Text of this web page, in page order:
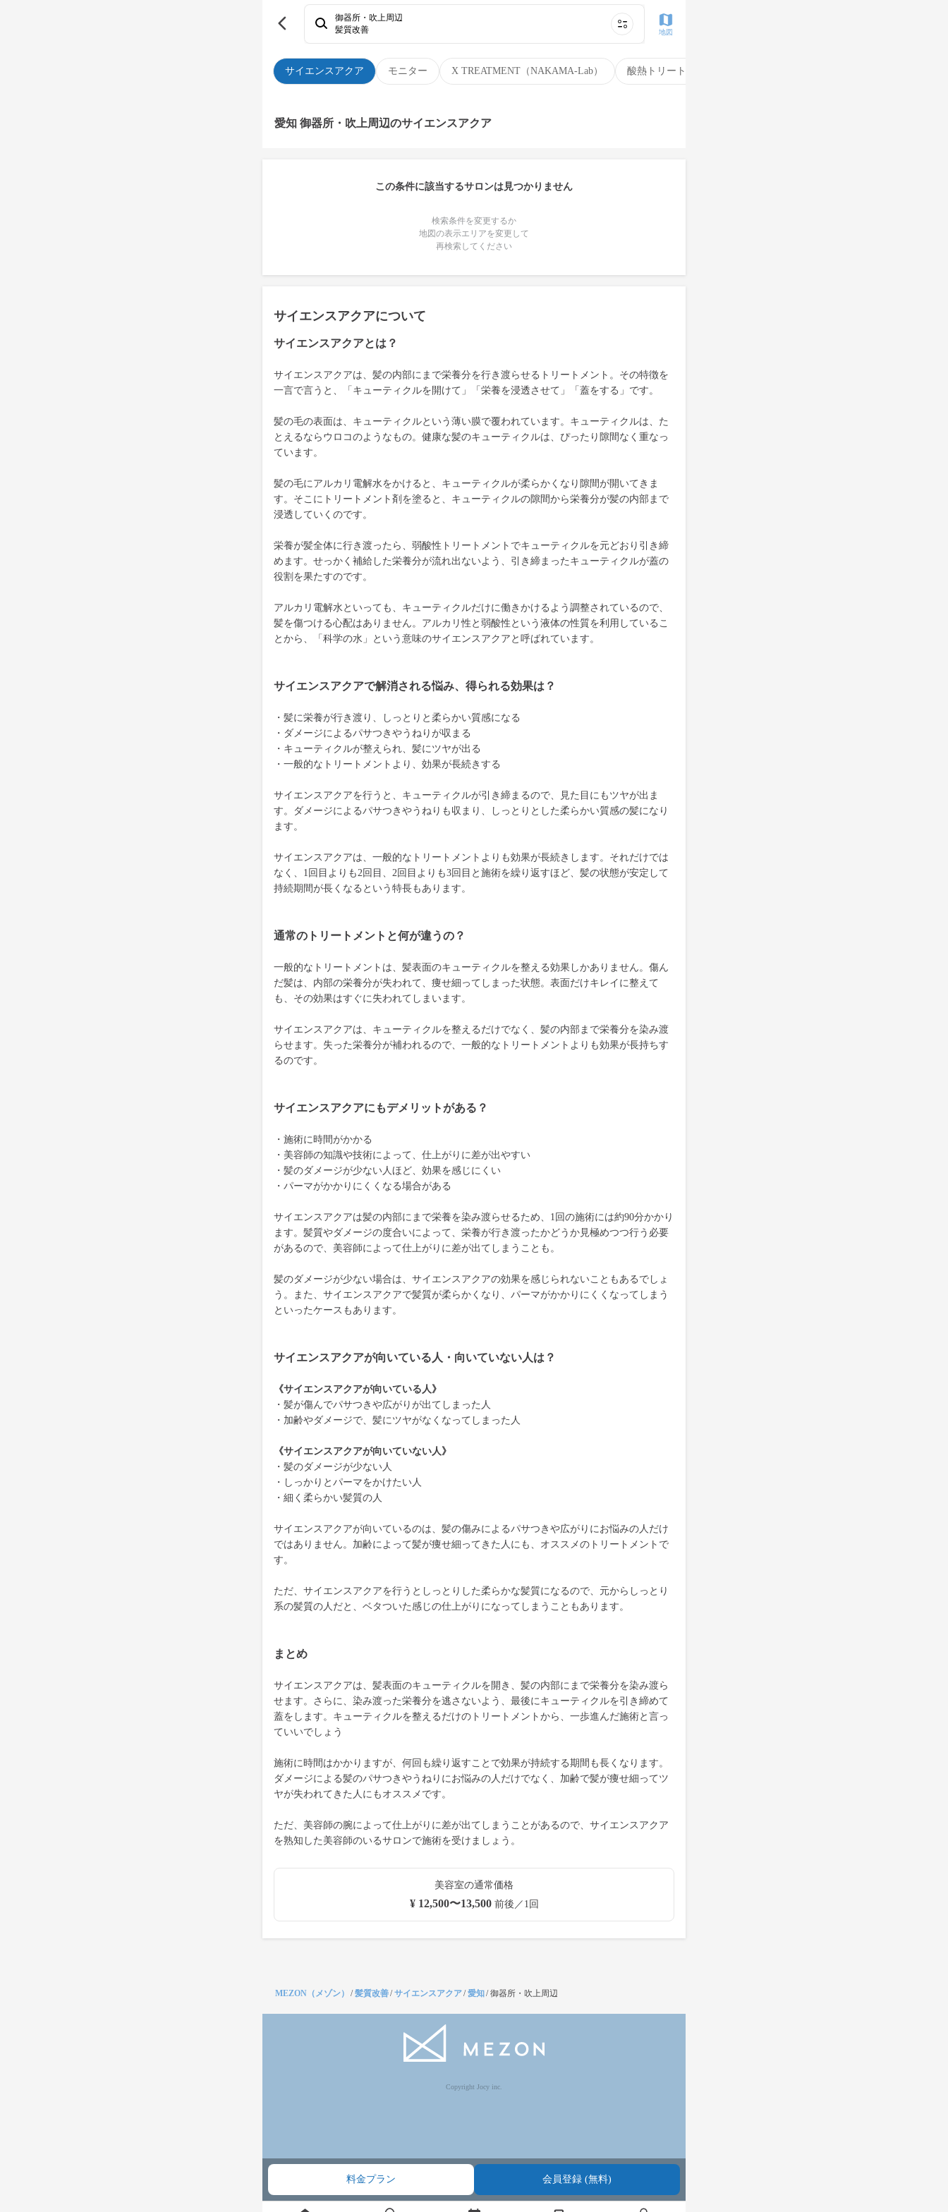
サイエンスアクア モニター X TREATMENT（NAKAMA-Lab） 酸熱トリートメント
御器所・吹上周辺
髪質改善
地図
愛知 御器所・吹上周辺のサイエンスアクア
この条件に該当するサロンは見つかりません
検索条件を変更するか
地図の表示エリアを変更して
再検索してください
サイエンスアクアについて
サイエンスアクアとは？
サイエンスアクアは、髪の内部にまで栄養分を行き渡らせるトリートメント。その特徴を
一言で言うと、「キューティクルを開けて」「栄養を浸透させて」「蓋をする」です。
髪の毛の表面は、キューティクルという薄い膜で覆われています。キューティクルは、た
とえるならウロコのようなもの。健康な髪のキューティクルは、ぴったり隙間なく重なっ
ています。
髪の毛にアルカリ電解水をかけると、キューティクルが柔らかくなり隙間が開いてきま
す。そこにトリートメント剤を塗ると、キューティクルの隙間から栄養分が髪の内部まで
浸透していくのです。
栄養が髪全体に行き渡ったら、弱酸性トリートメントでキューティクルを元どおり引き締
めます。せっかく補給した栄養分が流れ出ないよう、引き締まったキューティクルが蓋の
役割を果たすのです。
アルカリ電解水といっても、キューティクルだけに働きかけるよう調整されているので、
髪を傷つける心配はありません。アルカリ性と弱酸性という液体の性質を利用しているこ
とから、「科学の水」という意味のサイエンスアクアと呼ばれています。
サイエンスアクアで解消される悩み、得られる効果は？
・髪に栄養が行き渡り、しっとりと柔らかい質感になる
・ダメージによるパサつきやうねりが収まる
・キューティクルが整えられ、髪にツヤが出る
・一般的なトリートメントより、効果が長続きする
サイエンスアクアを行うと、キューティクルが引き締まるので、見た目にもツヤが出ま
す。ダメージによるパサつきやうねりも収まり、しっとりとした柔らかい質感の髪になり
ます。
サイエンスアクアは、一般的なトリートメントよりも効果が長続きします。それだけでは
なく、1回目よりも2回目、2回目よりも3回目と施術を繰り返すほど、髪の状態が安定して
持続期間が長くなるという特長もあります。
通常のトリートメントと何が違うの？
一般的なトリートメントは、髪表面のキューティクルを整える効果しかありません。傷ん
だ髪は、内部の栄養分が失われて、痩せ細ってしまった状態。表面だけキレイに整えて
も、その効果はすぐに失われてしまいます。
サイエンスアクアは、キューティクルを整えるだけでなく、髪の内部まで栄養分を染み渡
らせます。失った栄養分が補われるので、一般的なトリートメントよりも効果が長持ちす
るのです。
サイエンスアクアにもデメリットがある？
・施術に時間がかかる
・美容師の知識や技術によって、仕上がりに差が出やすい
・髪のダメージが少ない人ほど、効果を感じにくい
・パーマがかかりにくくなる場合がある
サイエンスアクアは髪の内部にまで栄養を染み渡らせるため、1回の施術には約90分かかり
ます。髪質やダメージの度合いによって、栄養が行き渡ったかどうか見極めつつ行う必要
があるので、美容師によって仕上がりに差が出てしまうことも。
髪のダメージが少ない場合は、サイエンスアクアの効果を感じられないこともあるでしょ
う。また、サイエンスアクアで髪質が柔らかくなり、パーマがかかりにくくなってしまう
といったケースもあります。
サイエンスアクアが向いている人・向いていない人は？
《サイエンスアクアが向いている人》
・髪が傷んでパサつきや広がりが出てしまった人
・加齢やダメージで、髪にツヤがなくなってしまった人
《サイエンスアクアが向いていない人》
・髪のダメージが少ない人
・しっかりとパーマをかけたい人
・細く柔らかい髪質の人
サイエンスアクアが向いているのは、髪の傷みによるパサつきや広がりにお悩みの人だけ
ではありません。加齢によって髪が痩せ細ってきた人にも、オススメのトリートメントで
す。
ただ、サイエンスアクアを行うとしっとりした柔らかな髪質になるので、元からしっとり
系の髪質の人だと、ベタついた感じの仕上がりになってしまうこともあります。
まとめ
サイエンスアクアは、髪表面のキューティクルを開き、髪の内部にまで栄養分を染み渡ら
せます。さらに、染み渡った栄養分を逃さないよう、最後にキューティクルを引き締めて
蓋をします。キューティクルを整えるだけのトリートメントから、一歩進んだ施術と言っ
ていいでしょう
施術に時間はかかりますが、何回も繰り返すことで効果が持続する期間も長くなります。
ダメージによる髪のパサつきやうねりにお悩みの人だけでなく、加齢で髪が痩せ細ってツ
ヤが失われてきた人にもオススメです。
ただ、美容師の腕によって仕上がりに差が出てしまうことがあるので、サイエンスアクア
を熟知した美容師のいるサロンで施術を受けましょう。
美容室の通常価格
¥ 12,500〜13,500前後／1回
料金プラン 会員登録 (無料)
MEZON（メゾン） /髪質改善/サイエンスアクア/愛知/御器所・吹上周辺
Copyright Jocy inc.